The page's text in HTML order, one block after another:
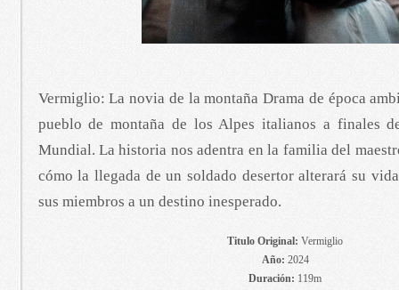
Vermiglio: La novia de la montaña Drama de época
pueblo de montaña de los Alpes italianos a finales
Mundial. La historia nos adentra en la familia del
cómo la llegada de un soldado desertor alterará su
sus miembros a un destino inesperado.
Titulo Original: Vermiglio
Año: 2024
Duración: 119m